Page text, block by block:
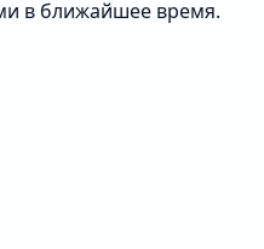
в ближайшее время.